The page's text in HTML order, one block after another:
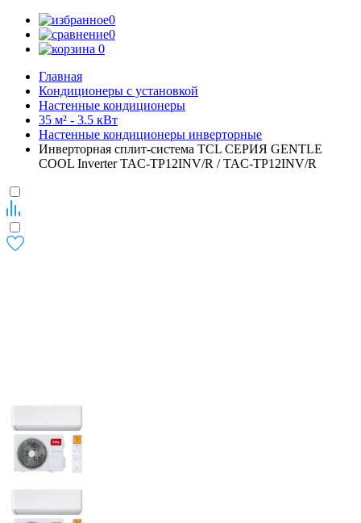
0
0
0
Главная
Кондиционеры с установкой
Настенные кондиционеры
35 м² - 3.5 кВт
Настенные кондиционеры инверторные
Инверторная сплит-система TCL СЕРИЯ GENTLE
COOL Inverter TAC-TP12INV/R / TAC-TP12INV/R